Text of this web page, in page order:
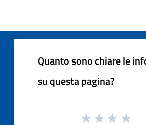
Quanto sono chiare le
su questa pagina?